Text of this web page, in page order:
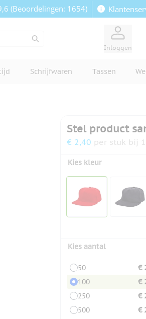
(Beoordelingen: 1654)
Inloggen
Schrijfwaren Tassen
Stel product
€ 2,40 per stuk bij
Kies kleur
Kies aantal
50
€
100
€
250
€
500
€